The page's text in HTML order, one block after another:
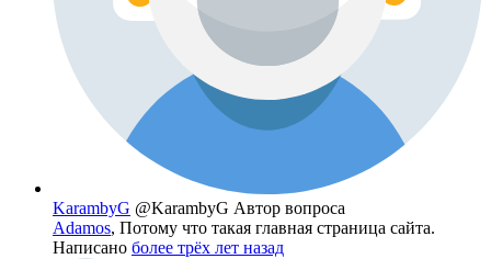
KarambyG @KarambyG Автор вопроса
Adamos, Потому что такая главная страница сайта.
Написано более трёх лет назад